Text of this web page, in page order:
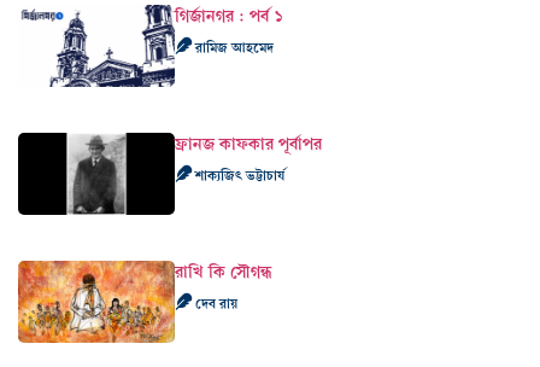
গির্জানগর : পর্ব ১
রামিজ আহমেদ
ফ্রানজ কাফকার পূর্বাপর
শাক্যজিৎ ভট্টাচার্য
রাখি কি সৌগন্ধ
দেব রায়